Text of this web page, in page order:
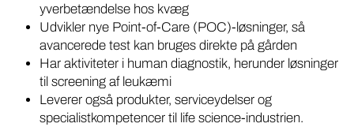
yverbetændelse hos kvæg
Udvikler nye Point-of-Care (POC)-løsninger, så
avancerede test kan bruges direkte på gården
Har aktiviteter i human diagnostik, herunder løsninger
til screening af leukæmi
Leverer også produkter, serviceydelser og
specialistkompetencer til life science-industrien.